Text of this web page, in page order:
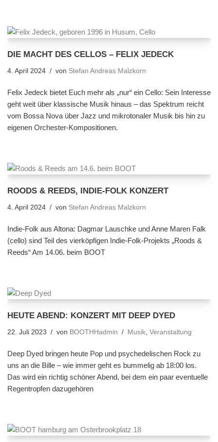
DIE MACHT DES CELLOS – FELIX JEDECK
4. April 2024 von Stefan Andreas Malzkorn
Felix Jedeck bietet Euch mehr als „nur“ ein Cello: Sein Interesse
geht weit über klassische Musik hinaus – das Spektrum reicht
vom Bossa Nova über Jazz und mikrotonaler Musik bis hin zu
eigenen Orchester-Kompositionen.
ROODS & REEDS, INDIE-FOLK KONZERT
4. April 2024 von Stefan Andreas Malzkorn
Indie-Folk aus Altona: Dagmar Lauschke und Anne Maren Falk
(cello) sind Teil des vierköpfigen Indie-Folk-Projekts „Roods &
Reeds“ Am 14.06. beim BOOT
HEUTE ABEND: KONZERT MIT DEEP DYED
22. Juli 2023 von BOOTHHadmin Musik, Veranstaltung
Deep Dyed bringen heute Pop und psychedelischen Rock zu
uns an die Bille – wie immer geht es bummelig ab 18:00 los.
Das wird ein richtig schöner Abend, bei dem ein paar eventuelle
Regentropfen dazugehören